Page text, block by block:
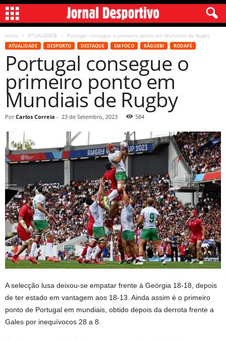
Início ATUALIDADE Portugal consegue o primeiro ponto em Mundiais de Rugby
ATUALIDADE DESPORTO DESTAQUE EM FOCO RÂGUEBI RODAPÉ
Portugal consegue o
primeiro ponto em
Mundiais de Rugby
Por Carlos Correia - 23 de Setembro, 2023 584
A selecção lusa deixou-se empatar frente à Geórgia 18-18, depois
de ter estado em vantagem aos 18-13. Ainda assim é o primeiro
ponto de Portugal em mundiais, obtido depois da derrota frente a
Gales por inequívocos 28 a 8.